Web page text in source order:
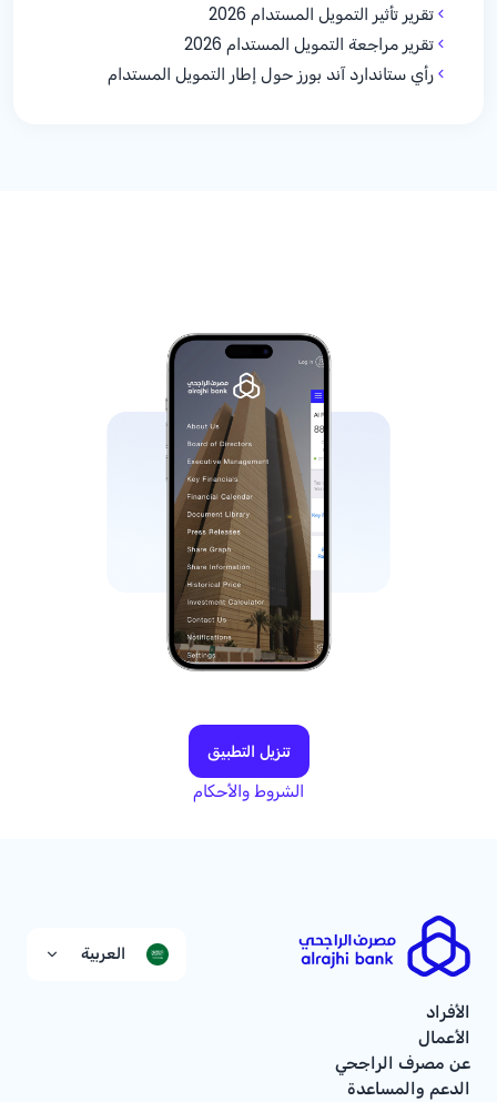
تقرير تأثير التمويل المستدام 2026
تقرير مراجعة التمويل المستدام 2026
رأي ستاندارد آند بورز حول إطار التمويل المستدام
تنزيل التطبيق
الشروط والأحكام
العربية
الأفراد
الأعمال
عن مصرف الراجحي
الدعم والمساعدة